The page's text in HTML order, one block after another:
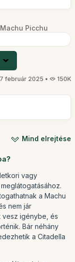
Picchu
február 2025 • 150K
Mind elrejtése
vagy
a Machu
nem jár
vesz igénybe, és
Bár néhány
a Citadella